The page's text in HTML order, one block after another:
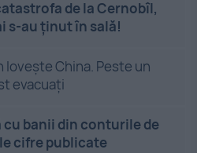
de la Cernobîl,
s-au ținut în sală!
lovește China. Peste un
evacuați
cu banii din conturile de
cifre publicate